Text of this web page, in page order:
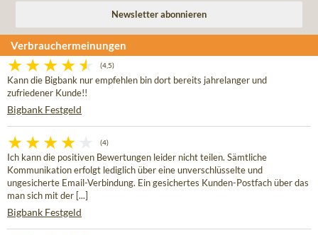
Verbrauchermeinungen
(4,5)
Kann die Bigbank nur empfehlen bin dort bereits jahrelanger und
zufriedener Kunde!!
Bigbank Festgeld
(4)
Ich kann die positiven Bewertungen leider nicht teilen. Sämtliche
Kommunikation erfolgt lediglich über eine unverschlüsselte und
ungesicherte Email-Verbindung. Ein gesichertes Kunden-Postfach über das
man sich mit der [...]
Bigbank Festgeld